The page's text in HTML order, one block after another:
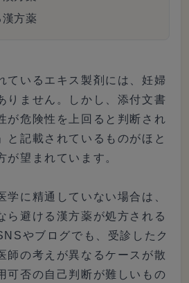
方薬
ているエキス製剤には、妊婦
りません。しかし、添付文書
が危険性を上回ると判断され
と記載されているものがほと
が望まれています。
学に精通していない場合は、
ら避ける漢方薬が処方される
やブログでも、受診したク
師の考えが異なるケースが散
可否の自己判断が難しいもの